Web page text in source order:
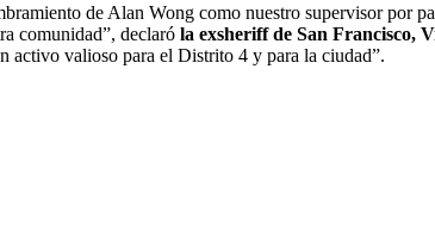
de Alan Wong como nuestro supervisor por
comunidad”, declaró la exsheriff de San Francisco,
activo valioso para el Distrito 4 y para la ciudad”.